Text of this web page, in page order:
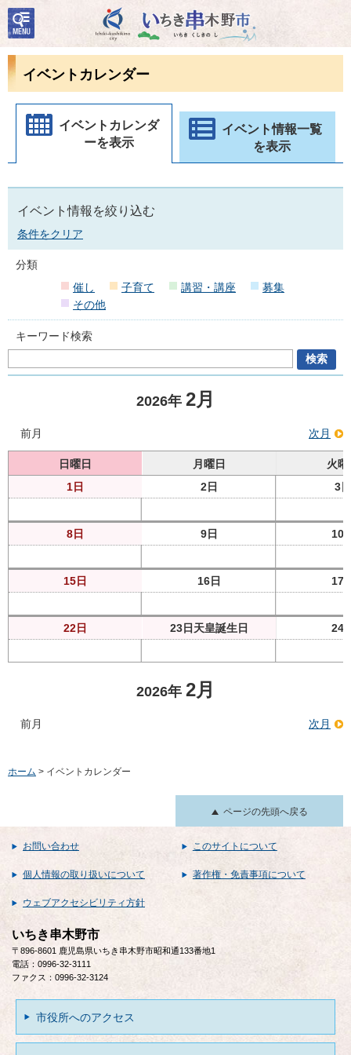
いちき串木野市
検
索・
共通
ューイベントカレンダー
イベントカレンダ
ーを表示
イベント情報一覧
を表示
イベント情報を絞り込む
条件をクリア
分類
催し
子育て 講習・講座
募集
その他
キーワード検索
前月
2026年 2月
次月
日曜日 月曜日
火曜
1日
2日 3日
8日 9日 10
15日 16日 17
22日 23日天皇誕生日 24
前月
2026年 2月
次月
ホーム > イベントカレンダー
ページの先頭へ戻る
お問い合わせ このサイトについて
個人情報の取り扱いについて 著作権・免責事項について
ウェブアクセシビリティ方針
いちき串木野市
〒896-8601 鹿児島県いちき串木野市昭和通133番地1
電話：0996-32-3111
ファクス：0996-32-3124
市役所へのアクセス